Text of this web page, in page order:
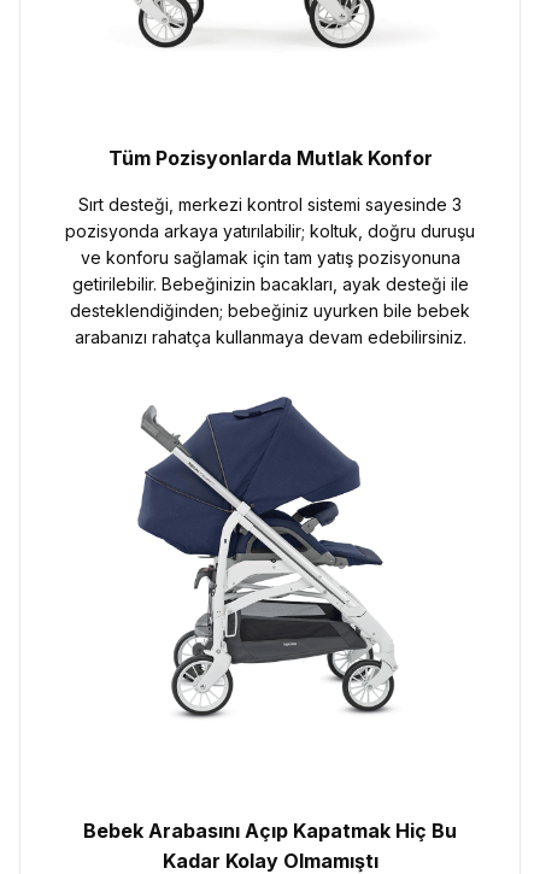
Tüm Pozisyonlarda Mutlak Konfor
Sırt desteği, merkezi kontrol sistemi sayesinde 3
pozisyonda arkaya yatırılabilir; koltuk, doğru duruşu
ve konforu sağlamak için tam yatış pozisyonuna
getirilebilir. Bebeğinizin bacakları, ayak desteği ile
desteklendiğinden; bebeğiniz uyurken bile bebek
arabanızı rahatça kullanmaya devam edebilirsiniz.
Bebek Arabasını Açıp Kapatmak Hiç Bu
Kadar Kolay Olmamıştı